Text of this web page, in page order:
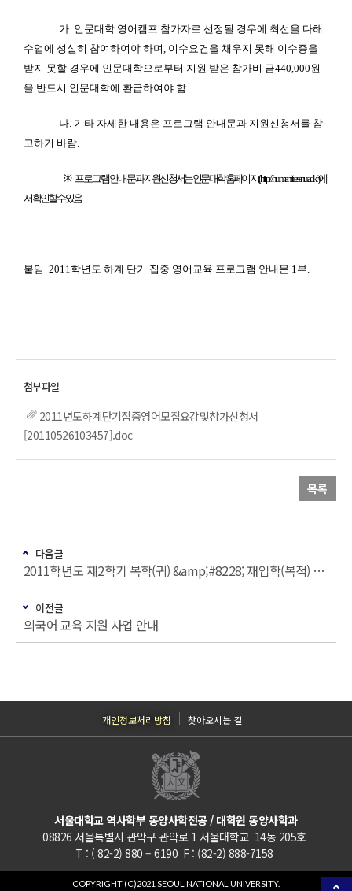
가. 인문대학 영어캠프 참가자로 선정될 경우에 최선을 다해
수업에 성실히 참여하여야 하며, 이수요건을 채우지 못해 이수증을
받지 못할 경우에 인문대학으로부터 지원 받은 참가비 금440,000원
을 반드시 인문대학에 환급하여야 함.
나. 기타 자세한 내용은 프로그램 안내문과 지원신청서를 참
고하기 바람.
※ 프로그램 안내문과 지원신청서는 인문대학 홈페이지((http://humanities.snu.ac.kr)에
서 확인할 수 있음
붙임 2011학년도 하계 단기 집중 영어교육 프로그램 안내문 1부.
2011년도하계단기집중영어모집요강및참가신청서
[20110526103457].doc
목록
다음글
2011학년도 제2학기 복학(귀) &amp;#8228; 재입학(복적) &amp;#8228; 휴학 및 등록(납입금 납부) 일정
이전글
외국어 교육 지원 사업 안내
개인정보처리방침 찾아오시는 길
서울대학교 역사학부 동양사학전공 / 대학원 동양사학과
08826 서울특별시 관악구 관악로 1 서울대학교 14동 205호
T : ( 82-2) 880 – 6190 F : (82-2) 888-7158
COPYRIGHT (C)2021 SEOUL NATIONAL UNIVERSITY.